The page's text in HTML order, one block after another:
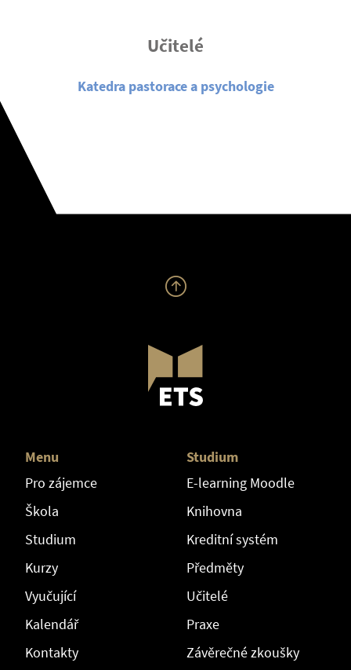
Učitelé
Katedra pastorace a psychologie
Menu
Pro zájemce
Škola
Studium
Kurzy
Vyučující
Kalendář
Kontakty
Studium
E-learning Moodle
Knihovna
Kreditní systém
Předměty
Učitelé
Praxe
Závěrečné zkoušky